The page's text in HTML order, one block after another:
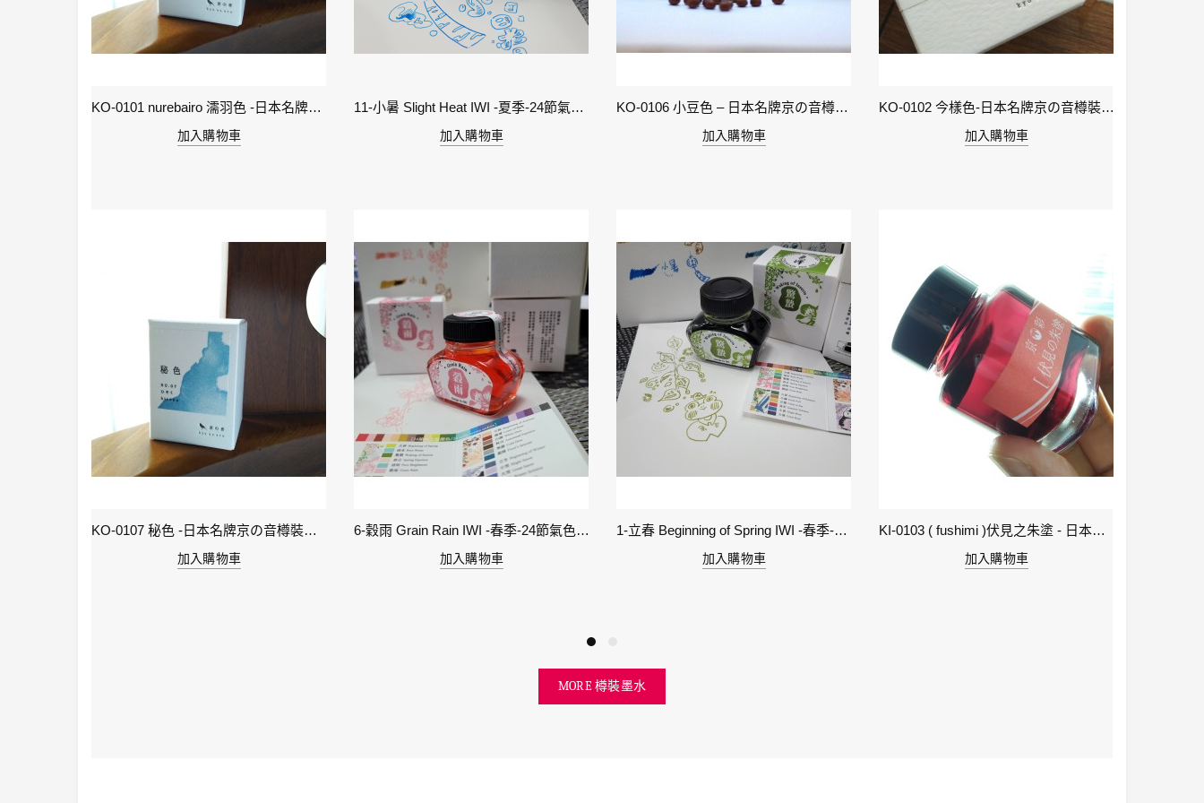
KO-0101 nurebairo 濡羽色 -日本名牌京の音樽裝鋼筆墨水40ml 4573356130012
加入購物車
KO-0107 秘色 -日本名牌京の音樽裝鋼筆墨水 4573356130234 - 40ml
加入購物車
11-小暑 Slight Heat IWI -夏季-24節氣色澤鋼筆墨水
加入購物車
6-穀雨 Grain Rain IWI -春季-24節氣色澤鋼筆墨水
加入購物車
KO-0106 小豆色 – 日本名牌京の音樽裝鋼筆墨水40ml 4573356130159
加入購物車
1-立春 Beginning of Spring IWI -春季-24節氣色澤鋼筆墨水
加入購物車
KO-0102 今樣色-日本名牌京の音樽裝鋼筆墨水40ml 4573356130029
加入購物車
KI-0103 ( fushimi )伏見之朱塗 - 日本名牌京彩樽裝鋼筆墨水40ml
加入購物車
MORE 樽裝墨水